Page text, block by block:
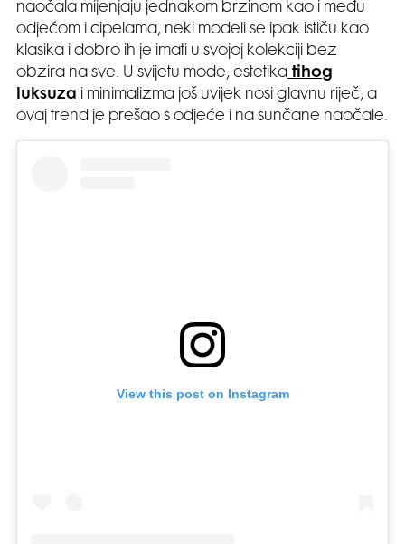
naočala mijenjaju jednakom brzinom kao i među
odjećom i cipelama, neki modeli se ipak ističu kao
klasika i dobro ih je imati u svojoj kolekciji bez
obzira na sve. U svijetu mode, estetika tihog
luksuza i minimalizma još uvijek nosi glavnu riječ, a
ovaj trend je prešao s odjeće i na sunčane naočale.
View this post on Instagram